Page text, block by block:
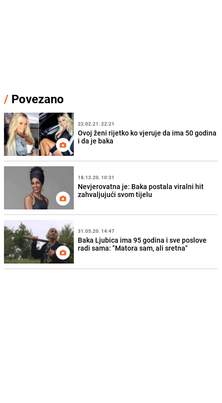
/ Povezano
22.02.21. 22:21
Ovoj ženi rijetko ko vjeruje da ima 50 godina
i da je baka
18.12.20. 10:31
Nevjerovatna je: Baka postala viralni hit
zahvaljujući svom tijelu
31.05.20. 14:47
Baka Ljubica ima 95 godina i sve poslove
radi sama: "Matora sam, ali sretna"